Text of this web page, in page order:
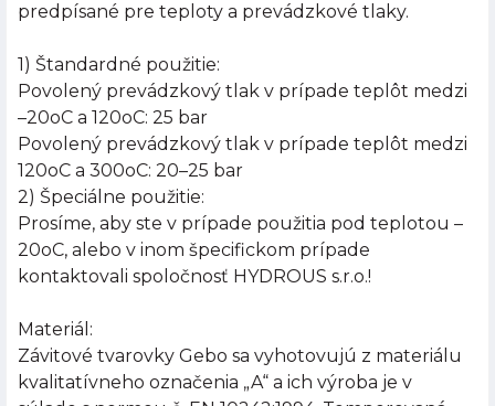
predpísané pre teploty a prevádzkové tlaky.
1) Štandardné použitie:
Povolený prevádzkový tlak v prípade teplôt medzi
–20oC a 120oC: 25 bar
Povolený prevádzkový tlak v prípade teplôt medzi
120oC a 300oC: 20–25 bar
2) Špeciálne použitie:
Prosíme, aby ste v prípade použitia pod teplotou –
20oC, alebo v inom špecifickom prípade
kontaktovali spoločnosť HYDROUS s.r.o.!
Materiál:
Závitové tvarovky Gebo sa vyhotovujú z materiálu
kvalitatívneho označenia „A“ a ich výroba je v